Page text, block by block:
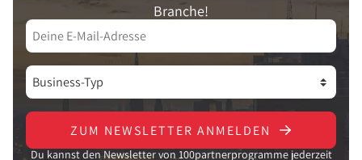
Branche!
ZUM NEWSLETTER ANMELDEN
Du kannst den Newsletter von 100partnerprogramme jederzeit